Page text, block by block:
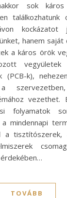
sok
találkozhatunk
kockázatot
hanem
a káros örök
vegyületek
(PCB-k),
a
vezethet.
folyamatok
mindennapi
a tisztítószerek,
TOVÁBB